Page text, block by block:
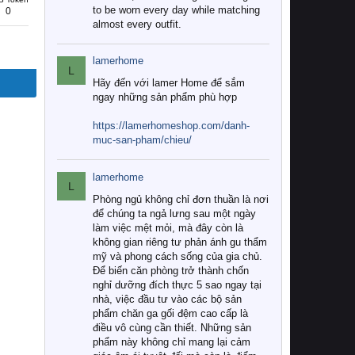
0
to be worn every day while matching
almost every outfit.
L
lamerhome
Hãy đến với lamer Home để sắm
ngay những sản phẩm phù hợp
https://lamerhomeshop.com/danh-
muc-san-pham/chieu/
L
lamerhome
Phòng ngủ không chỉ đơn thuần là nơi
để chúng ta ngả lưng sau một ngày
làm việc mệt mỏi, mà đây còn là
không gian riêng tư phản ánh gu thẩm
mỹ và phong cách sống của gia chủ.
Để biến căn phòng trở thành chốn
nghỉ dưỡng đích thực 5 sao ngay tại
nhà, việc đầu tư vào các bộ sản
phẩm chăn ga gối đệm cao cấp là
điều vô cùng cần thiết. Những sản
phẩm này không chỉ mang lại cảm